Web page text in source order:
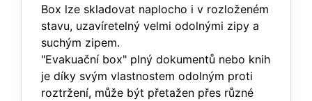
Box lze skladovat naplocho i v rozloženém
stavu, uzavíretelný velmi odolnými zipy a
suchým zipem.
"Evakuační box" plný dokumentů nebo knih
je díky svým vlastnostem odolným proti
roztržení, může být přetažen přes různé